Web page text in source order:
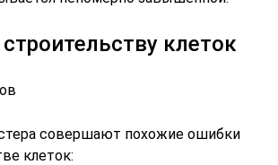
клеток
совершают похожие ошибки
клеток: